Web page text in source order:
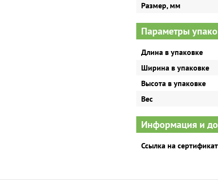
Размер, мм
Параметры
Длина в упаковке
Ширина в упаковке
Высота в упаковке
Вес
Информация и
Ссылка на сертификат